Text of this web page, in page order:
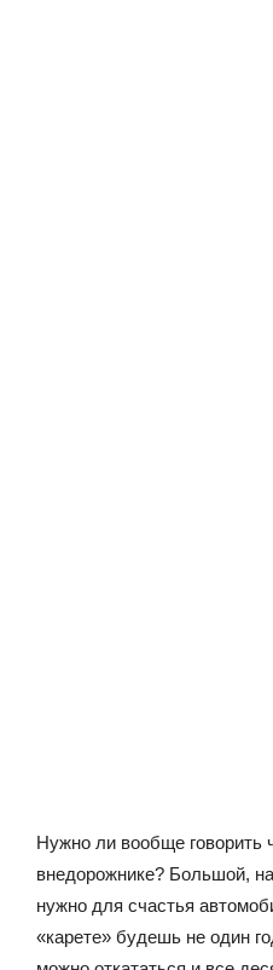
Нужно ли вообще говорить
внедорожнике? Большой,
нужно для счастья
«карете» будешь не один